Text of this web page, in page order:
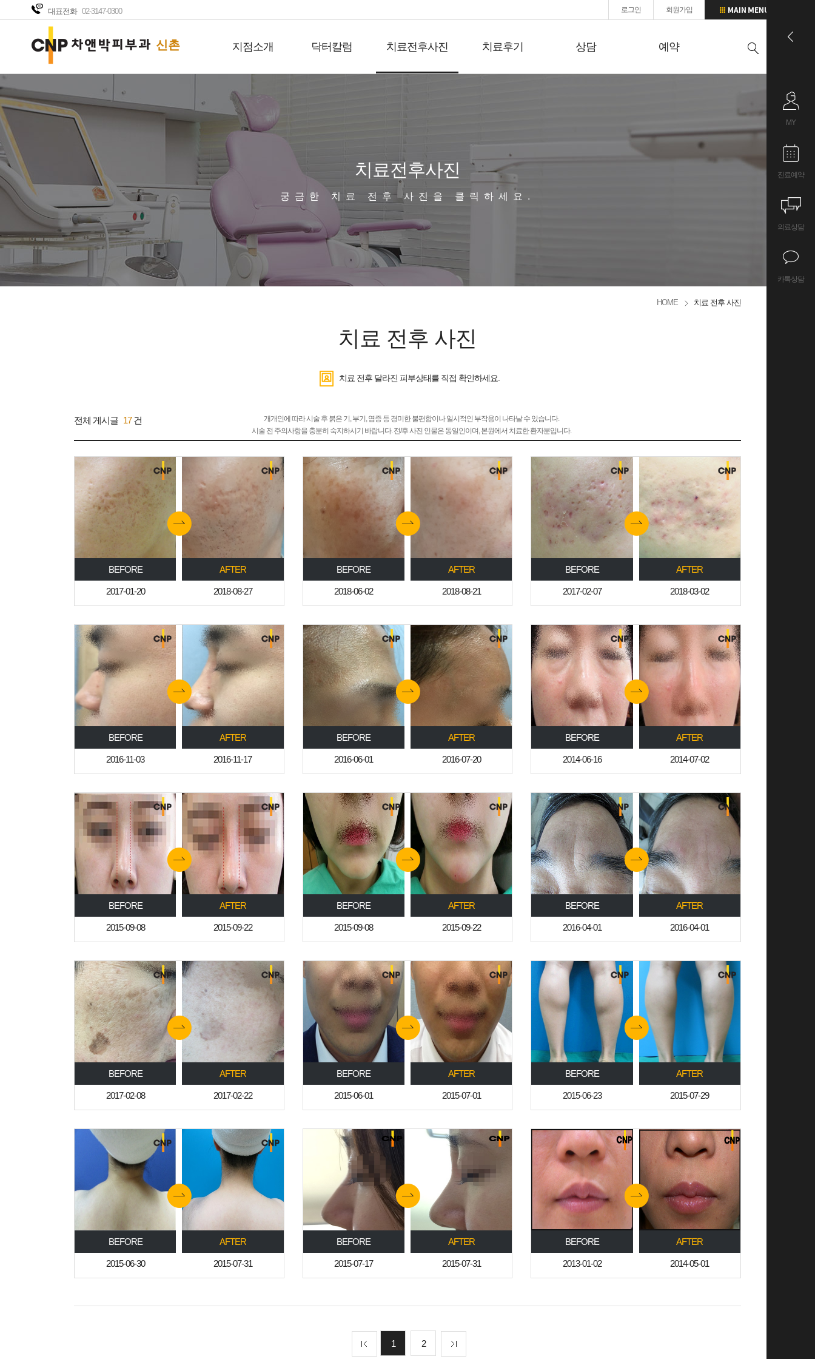
대표전화 02-3147-0300 로그인 회원가입
신촌 지점소개 닥터칼럼 치료전후사진 치료후기 상담 예약
치료전후사진
궁금한 치료 전후 사진을 클릭하세요.
HOME 치료 전후 사진
치료 전후 사진
치료 전후 달라진 피부상태를 직접 확인하세요.
전체 게시글 17건
개개인에 따라 시술 후 붉은 기, 부기, 염증 등 경미한 불편함이나 일시적인 부작용이 나타날 수 있습니다.
시술 전 주의사항을 충분히 숙지하시기 바랍니다. 전/후 사진 인물은 동일인이며, 본원에서 치료한 환자분입니다.
BEFORE
2017-01-20
AFTER
2018-08-27
BEFORE
2018-06-02
AFTER
2018-08-21
BEFORE
2017-02-07
AFTER
2018-03-02
BEFORE
2016-11-03
AFTER
2016-11-17
BEFORE
2016-06-01
AFTER
2016-07-20
BEFORE
2014-06-16
AFTER
2014-07-02
BEFORE
2015-09-08
AFTER
2015-09-22
BEFORE
2015-09-08
AFTER
2015-09-22
BEFORE
2016-04-01
AFTER
2016-04-01
BEFORE
2017-02-08
AFTER
2017-02-22
BEFORE
2015-06-01
AFTER
2015-07-01
BEFORE
2015-06-23
AFTER
2015-07-29
BEFORE
2015-06-30
AFTER
2015-07-31
BEFORE
2015-07-17
AFTER
2015-07-31
BEFORE
2013-01-02
AFTER
2014-05-01
1 2
MY
진료예약
의료상담
카톡상담